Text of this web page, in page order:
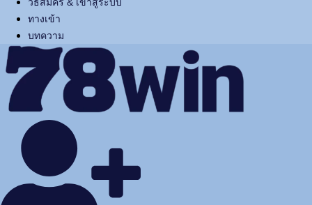
ทางเข้า
บทความ